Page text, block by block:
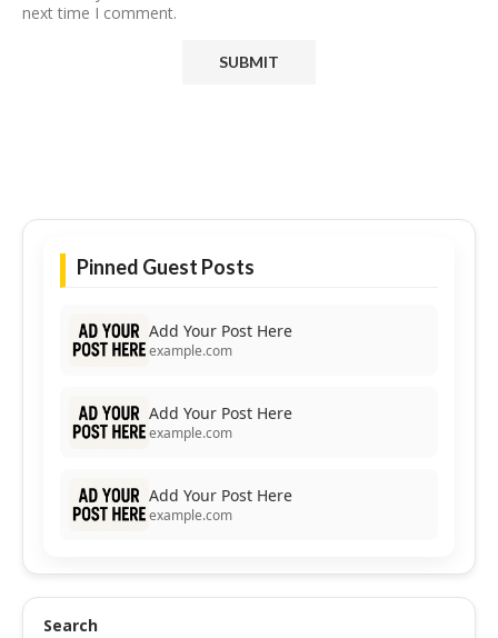
next time I comment.
Pinned Guest Posts
Add Your Post Here
example.com
Add Your Post Here
example.com
Add Your Post Here
example.com
Search